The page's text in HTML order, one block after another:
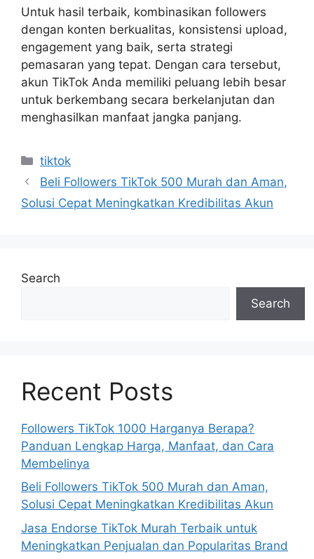
Untuk hasil terbaik, kombinasikan followers
dengan konten berkualitas, konsistensi upload,
engagement yang baik, serta strategi
pemasaran yang tepat. Dengan cara tersebut,
akun TikTok Anda memiliki peluang lebih besar
untuk berkembang secara berkelanjutan dan
menghasilkan manfaat jangka panjang.
Categories
tiktok
Beli Followers TikTok 500 Murah dan Aman,
Solusi Cepat Meningkatkan Kredibilitas Akun
Search
Search
Recent Posts
Followers TikTok 1000 Harganya Berapa?
Panduan Lengkap Harga, Manfaat, dan Cara
Membelinya
Beli Followers TikTok 500 Murah dan Aman,
Solusi Cepat Meningkatkan Kredibilitas Akun
Jasa Endorse TikTok Murah Terbaik untuk
Meningkatkan Penjualan dan Popularitas Brand